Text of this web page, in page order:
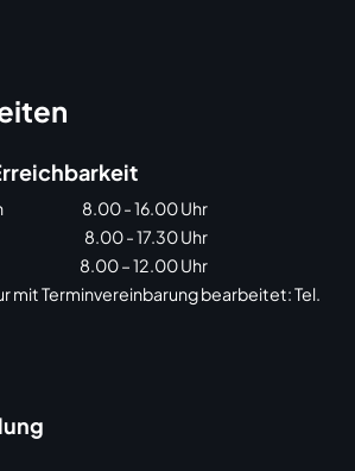
8.00 - 16.00 Uhr
8.00 - 17.30 Uhr
8.00 – 12.00 Uhr
mit Terminvereinbarung bearbeitet: Tel.